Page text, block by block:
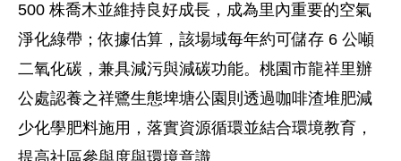
500 株喬木並維持良好成長，成為里內重要的空氣
淨化綠帶；依據估算，該場域每年約可儲存 6 公噸
二氧化碳，兼具減污與減碳功能。桃園市龍祥里辦
公處認養之祥鷺生態埤塘公園則透過咖啡渣堆肥減
少化學肥料施用，落實資源循環並結合環境教育，